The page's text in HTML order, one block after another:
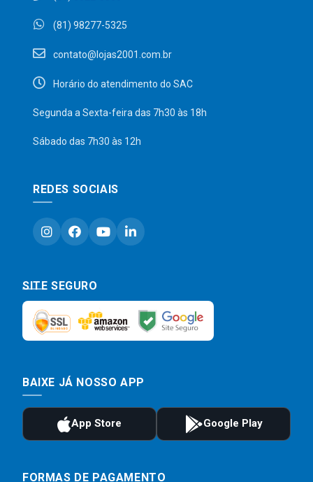
(81) 98277-5325
contato@lojas2001.com.br
Horário do atendimento do SAC
Segunda a Sexta-feira das 7h30 às 18h
Sábado das 7h30 às 12h
REDES SOCIAIS
SITE SEGURO
BAIXE JÁ NOSSO APP
FORMAS DE PAGAMENTO